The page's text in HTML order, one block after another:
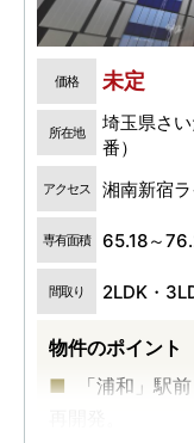
価格 未定
所在地
埼玉県さ
番）
アクセス 湘南新宿
専有面積 65.18～
間取り 2LDK・
物件のポイント
「浦和」駅